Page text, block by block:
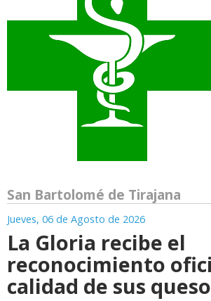
San Bartolomé de Tirajana
Jueves, 06 de Agosto de 2026
La Gloria recibe el
reconocimiento
calidad de sus